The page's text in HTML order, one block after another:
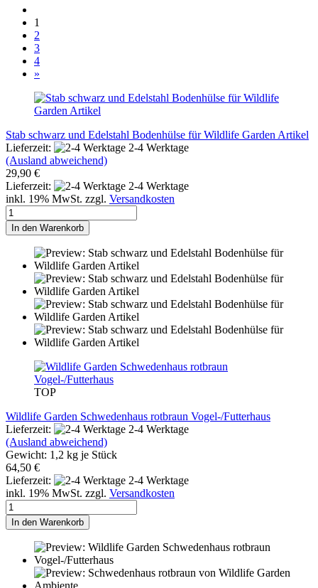
1
2
3
4
»
Stab schwarz und Edelstahl Bodenhülse für Wildlife Garden Artikel
Lieferzeit:
2-4 Werktage
(Ausland abweichend)
29,90 €
Lieferzeit:
2-4 Werktage
inkl. 19% MwSt. zzgl. Versandkosten
In den Warenkorb
TOP
Wildlife Garden Schwedenhaus rotbraun Vogel-/Futterhaus
Lieferzeit:
2-4 Werktage
(Ausland abweichend)
Gewicht: 1,2 kg je Stück
64,50 €
Lieferzeit:
2-4 Werktage
inkl. 19% MwSt. zzgl. Versandkosten
In den Warenkorb